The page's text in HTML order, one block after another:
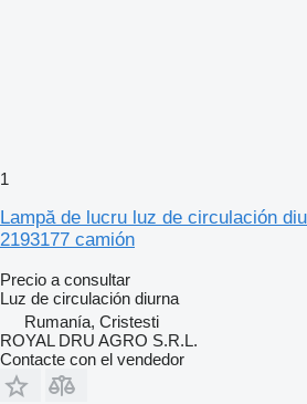
1
Lampă de lucru luz de circulación
2193177 camión
Precio a consultar
Luz de circulación diurna
Rumanía, Cristesti
ROYAL DRU AGRO S.R.L.
Contacte con el vendedor